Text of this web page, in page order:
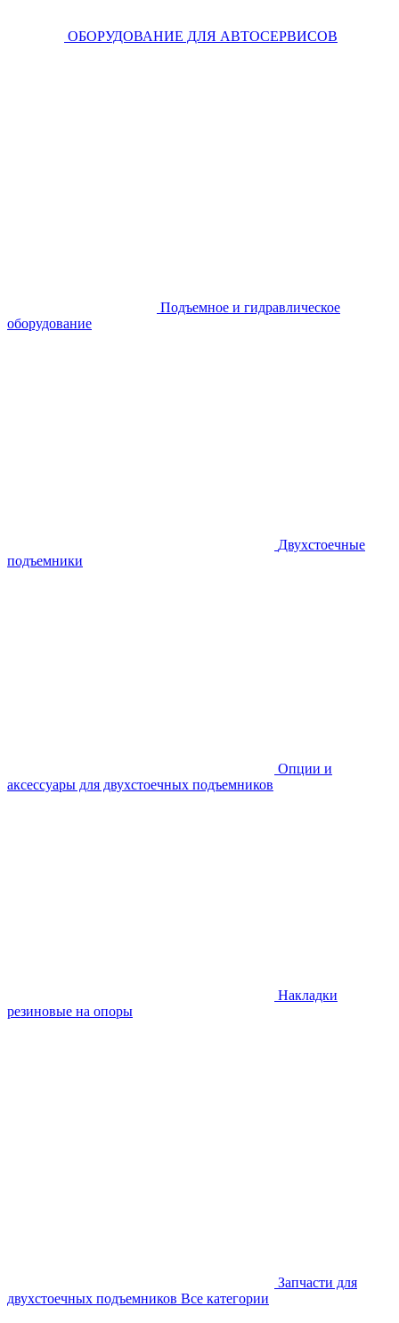
ОБОРУДОВАНИЕ ДЛЯ АВТОСЕРВИСОВ
Подъемное и гидравлическое
оборудование
Двухстоечные
подъемники
Опции и
аксессуары для двухстоечных подъемников
Накладки
резиновые на опоры
Запчасти для
двухстоечных подъемников Все категории